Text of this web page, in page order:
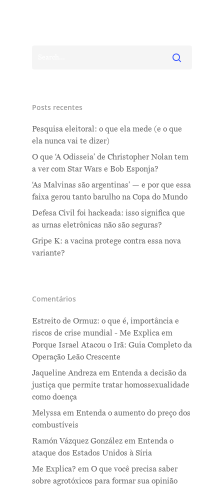
Posts recentes
Pesquisa eleitoral: o que ela mede (e o que
ela nunca vai te dizer)
O que ‘A Odisseia’ de Christopher Nolan tem
a ver com Star Wars e Bob Esponja?
‘As Malvinas são argentinas’ — e por que essa
faixa gerou tanto barulho na Copa do Mundo
Defesa Civil foi hackeada: isso significa que
as urnas eletrônicas não são seguras?
Gripe K: a vacina protege contra essa nova
variante?
Comentários
Estreito de Ormuz: o que é, importância e
riscos de crise mundial - Me Explica em
Porque Israel Atacou o Irã: Guia Completo da
Operação Leão Crescente
Jaqueline Andreza em Entenda a decisão da
justiça que permite tratar homossexualidade
como doença
Melyssa em Entenda o aumento do preço dos
combustíveis
Ramón Vázquez González em Entenda o
ataque dos Estados Unidos à Síria
Me Explica? em O que você precisa saber
sobre agrotóxicos para formar sua opinião
Newsletter
Contatos